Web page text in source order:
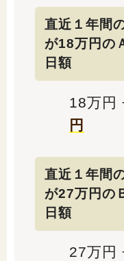
直近１年間
が18万円の
日額
18万円
円
直近１年間
が27万円の
日額
27万円